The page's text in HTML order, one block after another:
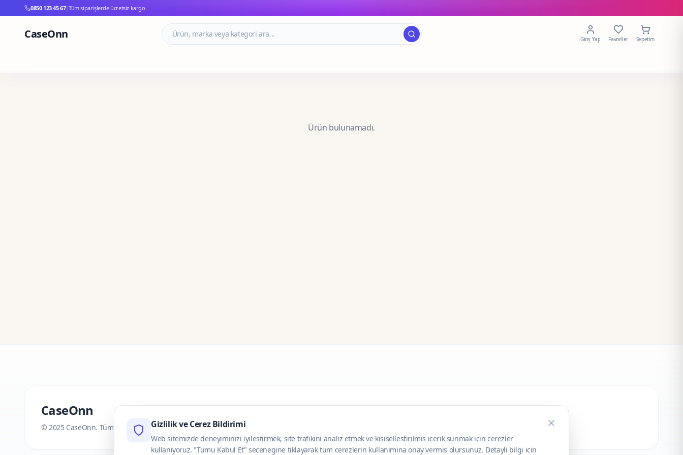
0850 123 45 67|Tüm siparişlerde ücretsiz kargo
CaseOnn Giriş Yap Favoriler Sepetim
Ürün bulunamadı.
CaseOnn
© 2025 CaseOnn. Tüm hakları saklıdır.Gizlilik ve Cerez Bildirimi
Web sitemizde deneyiminizi iyilestirmek, site trafikini analiz etmek ve kisisellestirilmis icerik sunmak icin cerezler
kullaniyoruz. "Tumu Kabul Et" secenegine tiklayarak tum cerezlerin kullanimina onay vermis olursunuz. Detayli bilgi icin